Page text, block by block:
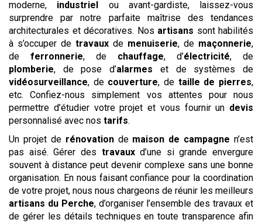
moderne, industriel
ou avant-gardiste, laissez-vous
surprendre par notre parfaite maîtrise des tendances
architecturales et décoratives. Nos artisans sont habilités
à s’occuper de travaux de menuiserie, de maçonnerie,
de ferronnerie, de chauffage, d’électricité, de
plomberie, de pose d’alarmes et de systèmes de
vidéosurveillance, de couverture, de taille de pierres,
etc. Confiez-nous simplement vos attentes pour nous
permettre d’étudier votre projet et vous fournir un devis
personnalisé avec nos tarifs.
Un projet de rénovationde maison de campagne n’est
pas aisé. Gérer des travauxd’une si grande envergure
souvent à distance peut devenir complexe sans une bonne
organisation. En nous faisant confiance pour la coordination
de votre projet, nous nous chargeons de réunir les meilleurs
artisans du Perche, d’organiser l’ensemble des travaux et
de gérer les détails techniques en toute transparence afin